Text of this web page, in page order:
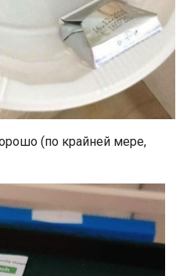
(по крайней мере,